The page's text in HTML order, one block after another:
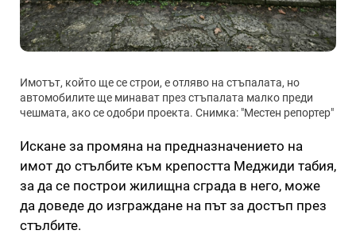
Имотът, който ще се строи, е отляво на стъпалата, но
автомобилите ще минават през стъпалата малко преди
чешмата, ако се одобри проекта. Снимка: "Местен репортер"
Искане за промяна на предназначението на
имот до стълбите към крепостта Меджиди табия,
за да се построи жилищна сграда в него, може
да доведе до изграждане на път за достъп през
стълбите.